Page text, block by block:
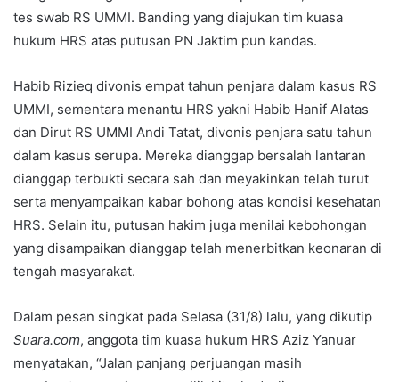
tes swab RS UMMI. Banding yang diajukan tim kuasa
hukum HRS atas putusan PN Jaktim pun kandas.
Habib Rizieq divonis empat tahun penjara dalam kasus RS
UMMI, sementara menantu HRS yakni Habib Hanif Alatas
dan Dirut RS UMMI Andi Tatat, divonis penjara satu tahun
dalam kasus serupa. Mereka dianggap bersalah lantaran
dianggap terbukti secara sah dan meyakinkan telah turut
serta menyampaikan kabar bohong atas kondisi kesehatan
HRS. Selain itu, putusan hakim juga menilai kebohongan
yang disampaikan dianggap telah menerbitkan keonaran di
tengah masyarakat.
Dalam pesan singkat pada Selasa (31/8) lalu, yang dikutip
Suara.com, anggota tim kuasa hukum HRS Aziz Yanuar
menyatakan, “Jalan panjang perjuangan masih